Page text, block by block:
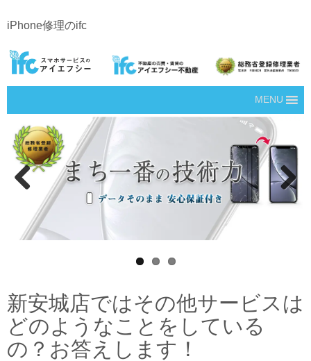
iPhone修理のifc
MENU
Next
新安城店ではその他サービスは
どのようなことをしている
の？お答えします！